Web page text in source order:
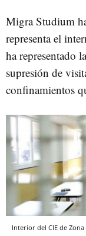
Migra Studium
representa el
ha representado
supresión de
confinamientos
Interior del CIE de Zona